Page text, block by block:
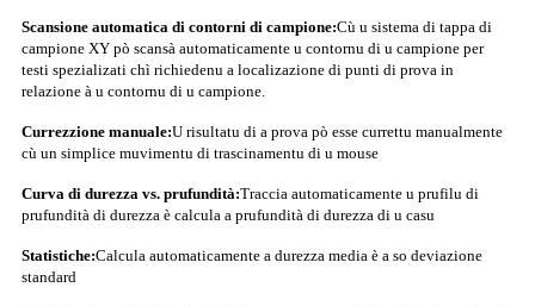
Scansione automatica di contorni di campione:Cù u sistema di tappa di
campione XY pò scansà automaticamente u contornu di u campione per
testi spezializati chì richiedenu a localizazione di punti di prova in
relazione à u contornu di u campione.
Currezzione manuale:U risultatu di a prova pò esse currettu manualmente
cù un simplice muvimentu di trascinamentu di u mouse
Curva di durezza vs. prufundità:Traccia automaticamente u prufilu di
prufundità di durezza è calcula a prufundità di durezza di u casu
Statistiche:Calcula automaticamente a durezza media è a so deviazione
standard